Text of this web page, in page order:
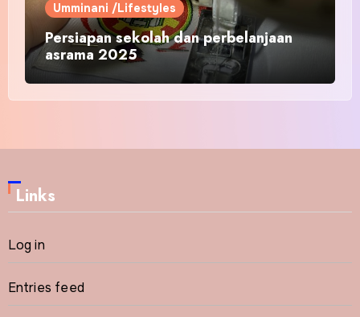
Umminani /Lifestyles
Persiapan sekolah dan perbelanjaan
asrama 2025
Links
Log in
Entries feed